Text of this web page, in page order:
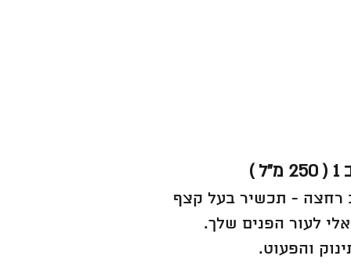
רחצה - תכשיר בעל קצף
לעור הפנים שלך.
והפעוט.